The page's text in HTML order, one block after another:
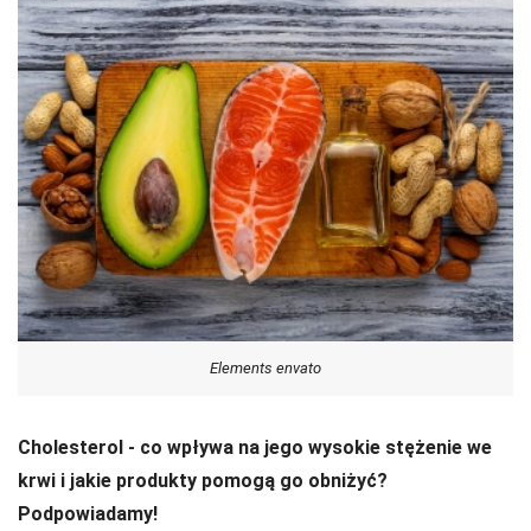
Elements envato
Cholesterol - co wpływa na jego wysokie stężenie we
krwi i jakie produkty pomogą go obniżyć?
Podpowiadamy!